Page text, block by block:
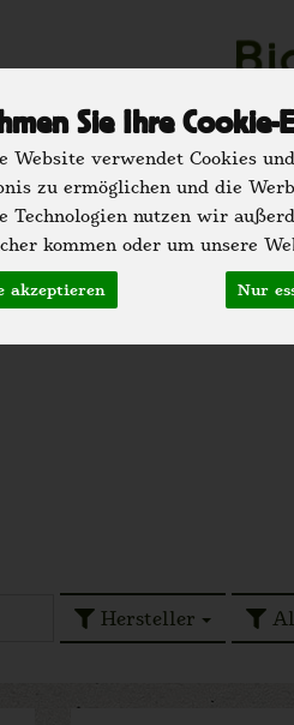
Sie Ihre
Website verwendet Cookies
zu ermöglichen und die
Technologien nutzen wir
kommen oder um unsere
akzeptieren Nur
Kühlschrank
Anbau
Hersteller